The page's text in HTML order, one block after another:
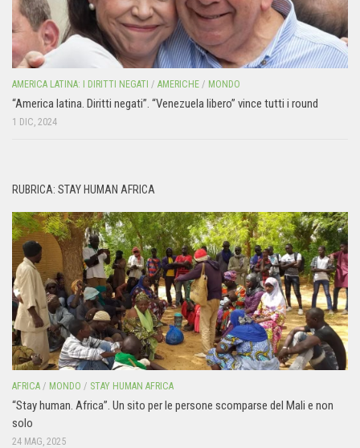
AMERICA LATINA: I DIRITTI NEGATI / AMERICHE / MONDO
“America latina. Diritti negati”. “Venezuela libero” vince tutti i round
1 DIC, 2024
RUBRICA: STAY HUMAN AFRICA
AFRICA / MONDO / STAY HUMAN AFRICA
“Stay human. Africa”. Un sito per le persone scomparse del Mali e non
solo
24 MAG, 2025